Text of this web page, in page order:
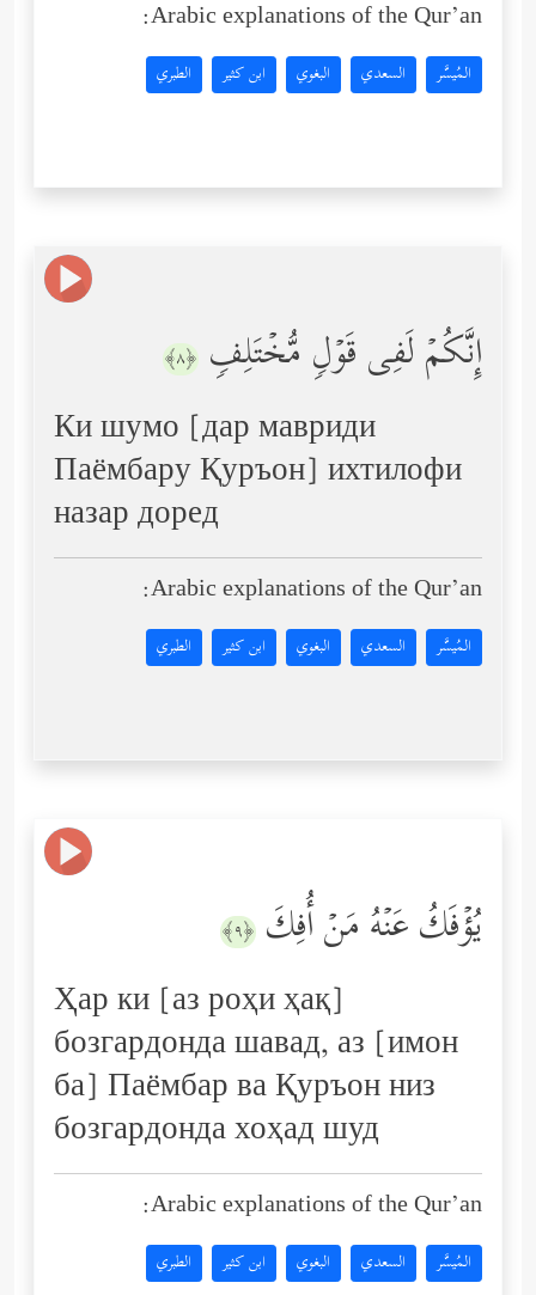
Arabic explanations of the Qur’an:
المُيسَّر السعدي البغوي ابن كثير الطبري
إِنَّكُمۡ لَفِی قَوۡلࣲ مُّخۡتَلِفࣲ ﴿٨﴾
Ки шумо [дар мавриди
Паёмбару Қуръон] ихтилофи
назар доред
Arabic explanations of the Qur’an:
المُيسَّر السعدي البغوي ابن كثير الطبري
یُؤۡفَكُ عَنۡهُ مَنۡ أُفِكَ ﴿٩﴾
Ҳар ки [аз роҳи ҳақ]
бозгардонда шавад, аз [имон
ба] Паёмбар ва Қуръон низ
бозгардонда хоҳад шуд
Arabic explanations of the Qur’an:
المُيسَّر السعدي البغوي ابن كثير الطبري